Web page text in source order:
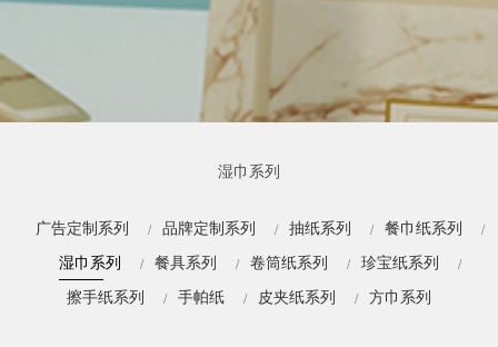
湿巾系列
广告定制系列 品牌定制系列 抽纸系列
餐巾纸系列
湿巾系列
餐具系列 卷筒纸系列
珍宝纸系列
擦手纸系列
手帕纸 皮夹纸系列 方巾系列